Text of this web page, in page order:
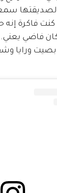
لصديقتها
كنت فاكرة
فاضي
بصيت ورايا